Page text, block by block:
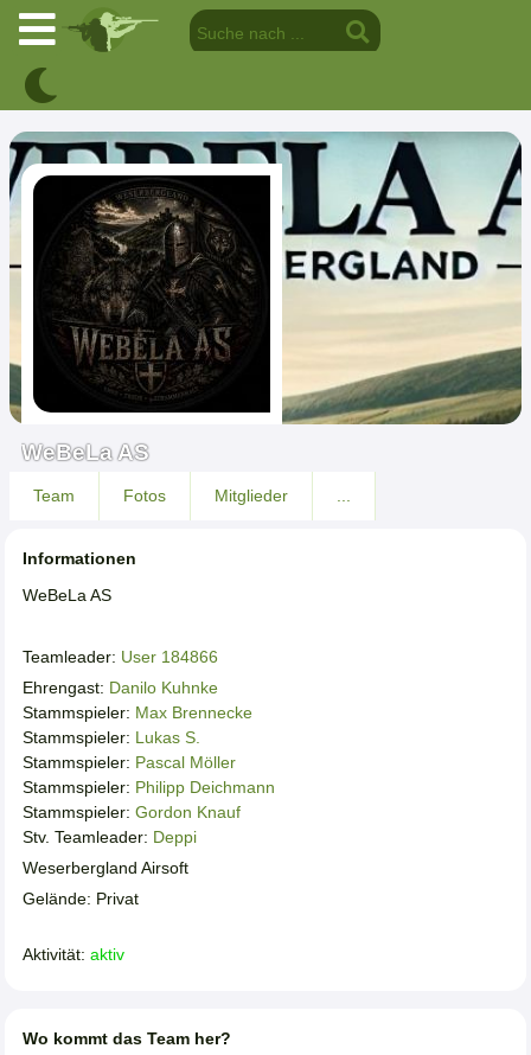
WeBeLa AS
Team Fotos Mitglieder
Informationen
WeBeLa AS
Teamleader: User 184866
Ehrengast: Danilo Kuhnke
Stammspieler: Max Brennecke
Stammspieler: Lukas S.
Stammspieler: Pascal Möller
Stammspieler: Philipp Deichmann
Stammspieler: Gordon Knauf
Stv. Teamleader: Deppi
Weserbergland Airsoft
Gelände: Privat
Aktivität: aktiv
Wo kommt das Team her?